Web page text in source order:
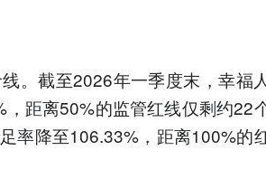
。截至2026年一季度末，幸福
距离50%的监管红线仅剩约22
率降至106.33%，距离100%的